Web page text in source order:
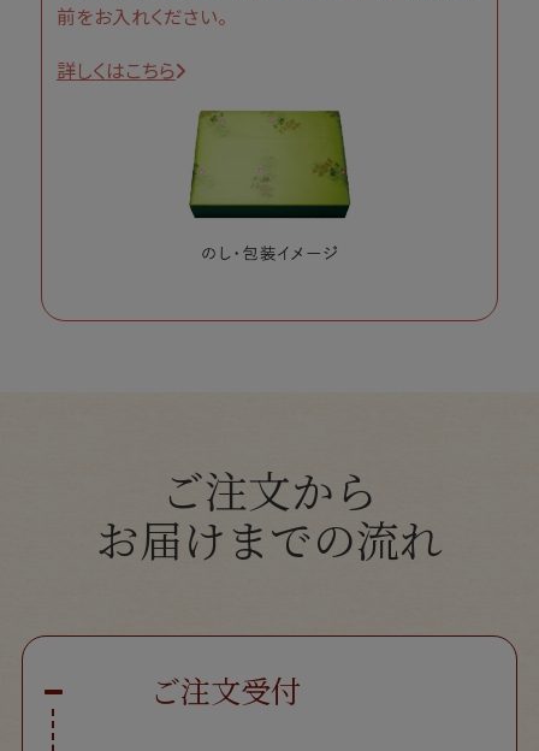
前をお入れください。
詳しくはこちら
ご注文から
お届けまでの流れ
ご注文受付